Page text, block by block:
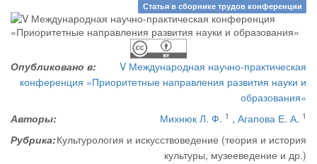
Статья в сборнике трудов конференции
Опубликовано в:
V Международная научно-практическая
конференция «Приоритетные направления развития науки и
образования»
Авторы:
Михнюк Л. Ф. 1 , Агапова Е. А. 1
Рубрика:Культурология и искусствоведение (теория и история
культуры, музееведение и др.)